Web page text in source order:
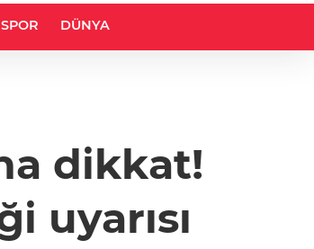
SPOR DÜNYA
dikkat!
uyarısı